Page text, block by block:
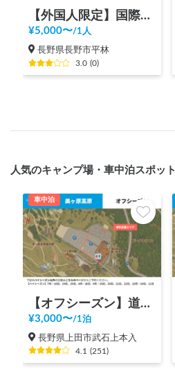
【外国人限定】国際交流ホームビジット
¥5,000〜/1人
長野県長野市平林
3.0 (0)
人気のキャンプ場・車中泊スポット
車中泊
【オフシーズン】道の駅 美ヶ原高原
¥3,000〜/1泊
長野県上田市武石上本入
4.1 (251)